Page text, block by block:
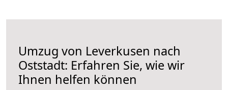
Umzug von Leverkusen nach
Oststadt: Erfahren Sie, wie wir
Ihnen helfen können